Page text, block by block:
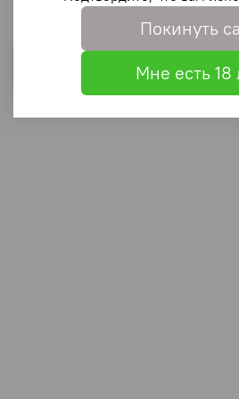
Выбрать
Покинуть
Мне есть 18